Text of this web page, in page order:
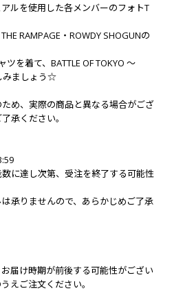
ルを使用した各メンバーのフォトT
RAMPAGE・ROWDY SHOGUNの
を着て、BATTLE OF TOKYO ～
みましょう☆
め、実際の商品と異なる場合がござ
承ください。
に達し次第、受注を終了する可能性
承りませんので、あらかじめご了承
届け時期が前後する可能性がござい
えご注文ください。